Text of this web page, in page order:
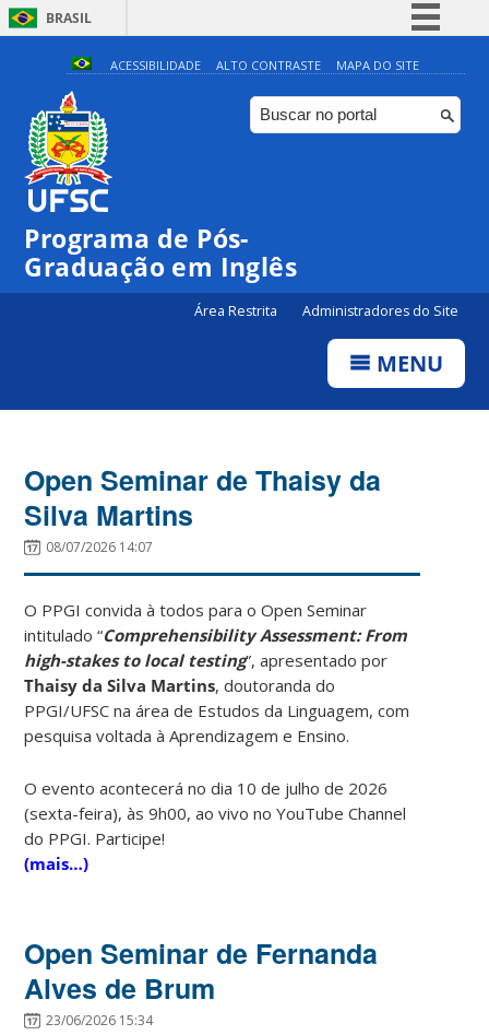
BRASIL
Simplifique!
Comunica BR
Participe
ACESSIBILIDADE ALTO CONTRASTE MAPA DO SITE
Programa de Pós-
Graduação em Inglês
Área Restrita Administradores do Site
MENU
Open Seminar de Thaisy da
Silva Martins
08/07/2026 14:07
O PPGI convida à todos para o Open Seminar
intitulado “Comprehensibility Assessment: From
high-stakes to local testing”, apresentado por
Thaisy da Silva Martins, doutoranda do
PPGI/UFSC na área de Estudos da Linguagem, com
pesquisa voltada à Aprendizagem e Ensino.
O evento acontecerá no dia 10 de julho de 2026
(sexta-feira), às 9h00, ao vivo no YouTube Channel
do PPGI. Participe!
(mais…)
Open Seminar de Fernanda
Alves de Brum
23/06/2026 15:34